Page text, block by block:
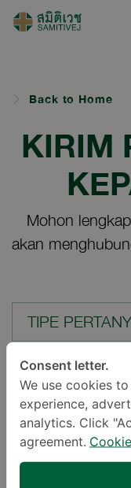
Back to Home
KIRIM
Mohon
akan
TIPE
LOKASI*
PERTANYAAN
Consent letter.
We use cookies
experience,
analytics. Click
agreement.